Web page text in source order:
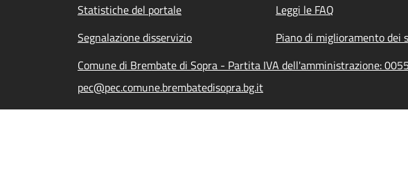
Statistiche del portale
Leggi le FAQ
Segnalazione disservizio
Piano di miglioramento dei
Comune di Brembate di Sopra - Partita IVA dell'amministrazione:
pec@pec.comune.brembatedisopra.bg.it